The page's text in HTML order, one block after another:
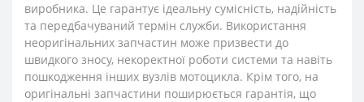
виробника. Це гарантує ідеальну сумісність, надійність
та передбачуваний термін служби. Використання
неоригінальних запчастин може призвести до
швидкого зносу, некоректної роботи системи та навіть
пошкодження інших вузлів мотоцикла. Крім того, на
оригінальні запчастини поширюється гарантія, що